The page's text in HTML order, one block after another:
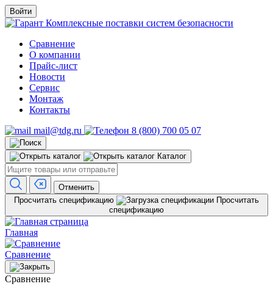
Войти
Комплексные поставки систем безопасности
Сравнение
О компании
Прайс-лист
Новости
Сервис
Монтаж
Контакты
mail@tdg.ru
8 (800) 700 05 07
Каталог
Отменить
Просчитать спецификацию
Просчитать
спецификацию
Главная
Сравнение
Сравнение